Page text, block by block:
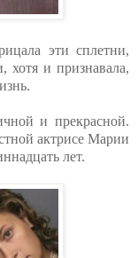
эти сплетни,
хотя и признавала,
и прекрасной.
актрисе Марии
лет.